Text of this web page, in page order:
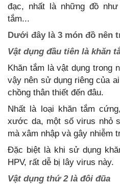
đạc, nhất là những đồ
tắm...
Dưới đây là 3 món đồ nên
Vật dụng đầu tiên là khăn
Khăn tắm là vật dụng trong
vậy nên sử dụng riêng của
chồng thân thiết đến đâu.
Nhất là loại khăn tắm
xước da, một số virus nhỏ
mà xâm nhập và gây nhiễm
Đặc biệt là khi sử dụng
HPV, rất dễ bị lây virus này.
Vật dụng thứ 2 là đôi đũa